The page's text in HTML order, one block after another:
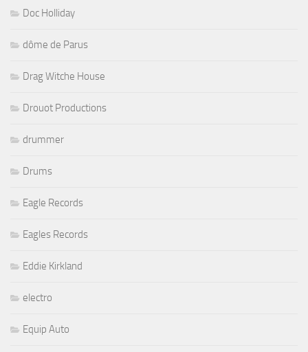
Doc Holliday
dôme de Parus
Drag Witche House
Drouot Productions
drummer
Drums
Eagle Records
Eagles Records
Eddie Kirkland
electro
Equip Auto